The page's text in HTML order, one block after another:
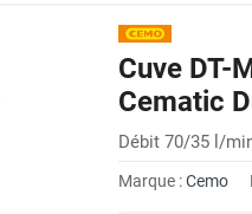
Cuve DT-
Cematic
Débit 70/35 l/
Marque :Cemo